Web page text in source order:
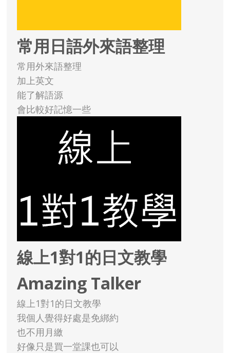
常用日語外來語整理
常用外來語整理
加上英文
能了解語源
會比較好記憶一些
線上1對1的日文教學
Amazing Talker
線上1對1的日文教學
我個人覺得好處是免綁約
也不用月繳
好像只是買一堂課也可以